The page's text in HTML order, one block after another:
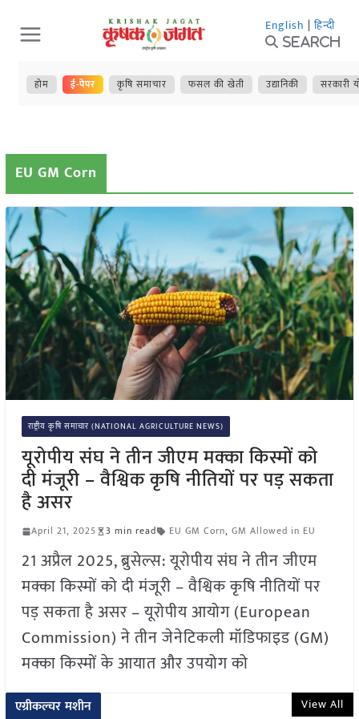
Skip
to
content
English | हिन्दी
Search
होम ई-पेपर कृषि समाचार फसल की खेती उद्यानिकी सरकारी
EU GM Corn
राष्ट्रीय कृषि समाचार (NATIONAL AGRICULTURE NEWS)
यूरोपीय संघ ने तीन जीएम मक्का किस्मों को
दी मंजूरी – वैश्विक कृषि नीतियों पर पड़ सकता
है असर
April 21, 2025 3 min read EU GM Corn, GM Allowed in EU
21 अप्रैल 2025, ब्रुसेल्स: यूरोपीय संघ ने तीन जीएम
मक्का किस्मों को दी मंजूरी – वैश्विक कृषि नीतियों पर
पड़ सकता है असर – यूरोपीय आयोग (European
Commission) ने तीन जेनेटिकली मॉडिफाइड (GM)
मक्का किस्मों के आयात और उपयोग को
एग्रीकल्चर मशीन View All